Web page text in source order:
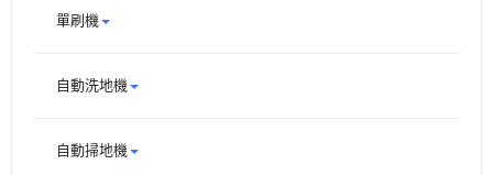
單刷機
自動洗地機
自動掃地機